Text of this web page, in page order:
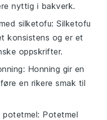
nyttig i bakverk.
silketofu: Silketofu
konsistens og er et
oppskrifter.
: Honning gir en
en rikere smak til
potetmel: Potetmel